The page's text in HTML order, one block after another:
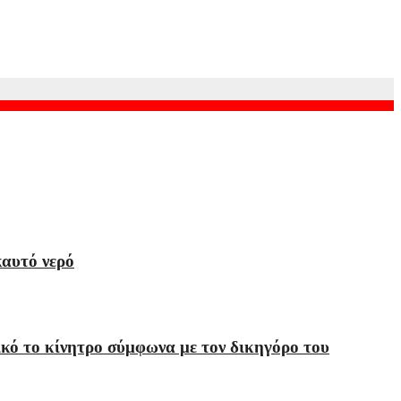
νερό
το κίνητρο σύμφωνα με τον δικηγόρο του